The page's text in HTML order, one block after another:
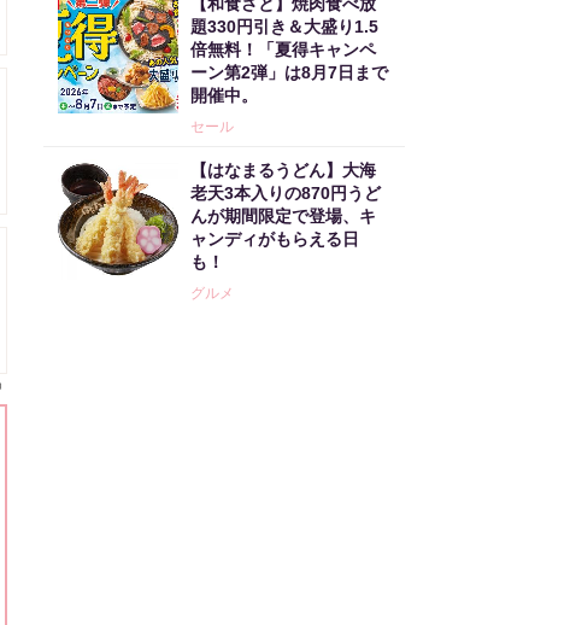
題330円引き＆大盛り1.5
倍無料！「夏得キャンペ
ーン第2弾」は8月7日まで
開催中。
セール
【はなまるうどん】大海
老天3本入りの870円うど
んが期間限定で登場、キ
ャンディがもらえる日
も！
グルメ